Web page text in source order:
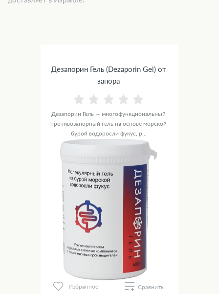
Дезапорин Гель (Dezaporin Gel) от
запора
Дезапорин Гель — многофункциональный
противозапорный гель на основе морской
бурой водоросли фукус, р...
Избранное Сравнить